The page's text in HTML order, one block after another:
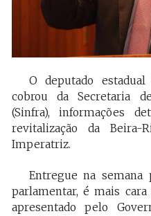
O deputado
cobrou da Secretaria
(Sinfra), informações
revitalização da Beira-
Imperatriz.
Entregue na semana
parlamentar, é mais
apresentado pelo